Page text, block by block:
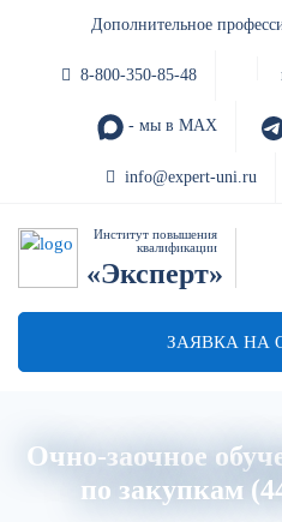
Дополнительное
8-800-350-85-48
- мы в MAX
info@expert-uni.ru
Институт повышения
квалификации
«Эксперт»
ЗАЯВКА НА
Очно-заочное
по закупкам